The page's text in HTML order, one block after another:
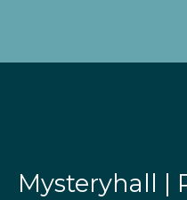
Mysteryhall |